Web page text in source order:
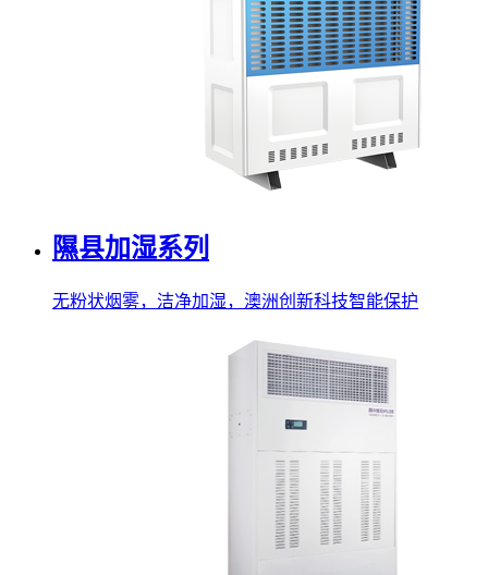
隰县加湿系列
无粉状烟雾，洁净加湿，澳洲创新科技智能保护